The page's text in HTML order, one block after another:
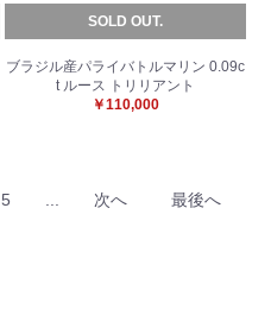
SOLD OUT.
ブラジル産パライバトルマリン 0.09c
t ルース トリリアント
￥110,000
5 ... 次へ 最後へ